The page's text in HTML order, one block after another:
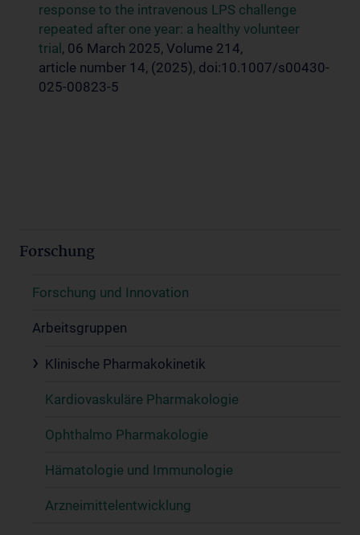
response to the intravenous LPS challenge
repeated after one year: a healthy volunteer
trial, 06 March 2025, Volume 214,
article number 14, (2025), doi:10.1007/s00430-
025-00823-5
Forschung
Forschung und Innovation
Arbeitsgruppen
Klinische Pharmakokinetik
Kardiovaskuläre Pharmakologie
Ophthalmo Pharmakologie
Hämatologie und Immunologie
Arzneimittelentwicklung